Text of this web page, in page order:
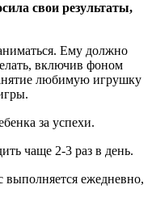
свои результаты,
Ему должно
включив фоном
любимую игрушку
за успехи.
чаще 2-3 раз в день.
ежедневно,